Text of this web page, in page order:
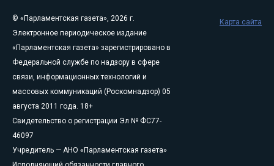
© «Парламентская газета», 2026 г.
Электронное периодическое издание
«Парламентская газета» зарегистрировано в
Федеральной службе по надзору в сфере
связи, информационных технологий и
массовых коммуникаций (Роскомнадзор) 05
августа 2011 года. 18+
Свидетельство о регистрации Эл № ФС77-
46097
Учредитель — АНО «Парламентская газета»
Карта сайта